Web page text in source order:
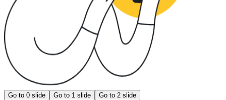
Go to 0 slide Go to 1 slide Go to 2 slide